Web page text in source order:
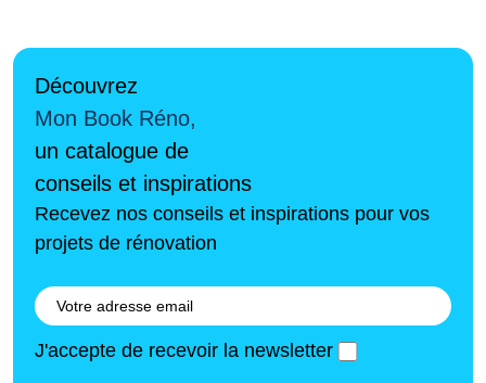
Découvrez
Mon Book Réno,
un catalogue de
conseils et inspirations
Recevez nos conseils et inspirations pour vos
projets de rénovation
J'accepte de recevoir la newsletter